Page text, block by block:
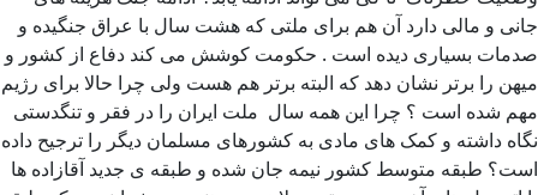
جانی و مالی دارد آن هم برای ملتی که هشت سال با عراق جنگیده و
صدمات بسیاری دیده است . حکومت کوشش می کند دفاع از کشور و
میهن را برتر نشان دهد که البته برتر هم هست ولی چرا حالا برای رژیم
مهم شده است ؟ چرا این همه سال ملت ایران را در فقر و تنگدستی
نگاه داشته و کمک های مادی به کشورهای مسلمان دیگر را ترجیح داده
است؟ طبقه متوسط کشور نیمه جان شده و طبقه ی جدید آقازاده ها